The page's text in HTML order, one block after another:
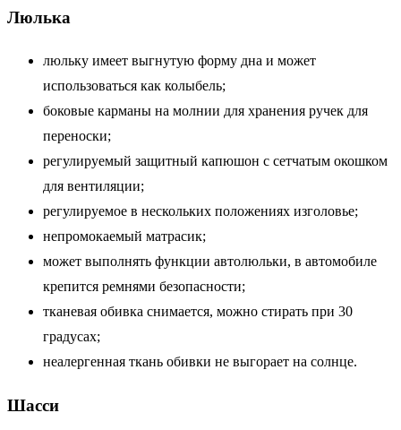
Люлька
люльку имеет выгнутую форму дна и может
использоваться как колыбель;
боковые карманы на молнии для хранения ручек для
переноски;
регулируемый защитный капюшон с сетчатым окошком
для вентиляции;
регулируемое в нескольких положениях изголовье;
непромокаемый матрасик;
может выполнять функции автолюльки, в автомобиле
крепится ремнями безопасности;
тканевая обивка снимается, можно стирать при 30
градусах;
неалергенная ткань обивки не выгорает на солнце.
Шасси